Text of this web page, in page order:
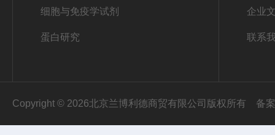
细胞与免疫学试剂
蛋白研究
企业
联系
Copyright © 2026北京兰博利德商贸有限公司版权所有 备